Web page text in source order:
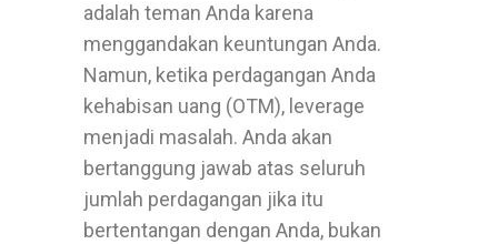
adalah teman Anda karena
menggandakan keuntungan Anda.
Namun, ketika perdagangan Anda
kehabisan uang (OTM), leverage
menjadi masalah. Anda akan
bertanggung jawab atas seluruh
jumlah perdagangan jika itu
bertentangan dengan Anda, bukan